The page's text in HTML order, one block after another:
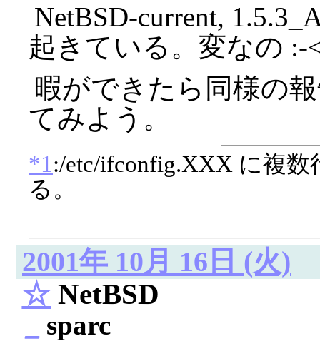
NetBSD-current,
起きている。変なの :-
暇ができたら同様の
てみよう。
*1 :/etc/ifconfig.XXX に複
る。
2001年 10月 16日 (火)
☆NetBSD
sparc